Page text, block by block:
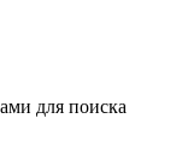
для поиска